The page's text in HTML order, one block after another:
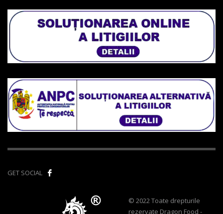
GET SOCIAL
© 2022 Toate drepturile
rezervate Dragon Food -